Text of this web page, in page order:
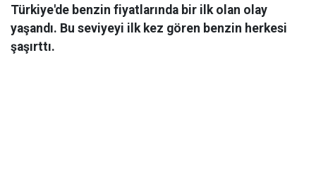
Türkiye'de benzin fiyatlarında bir ilk olan olay
yaşandı. Bu seviyeyi ilk kez gören benzin herkesi
şaşırttı.